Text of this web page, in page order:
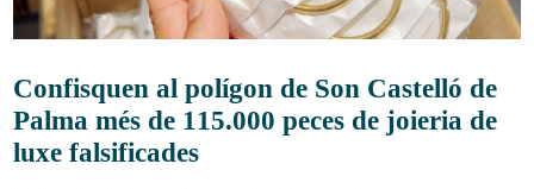
Confisquen al polígon de Son Castelló de
Palma més de 115.000 peces de joieria de
luxe falsificades